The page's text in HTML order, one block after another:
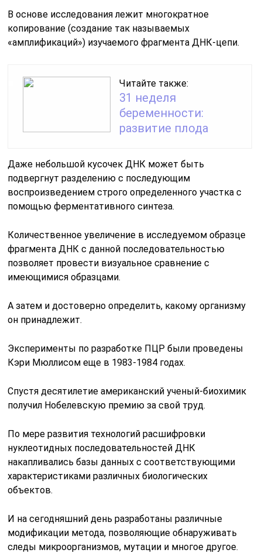
В основе исследования лежит многократное
копирование (создание так называемых
«амплификаций») изучаемого фрагмента ДНК-цепи.
Читайте также:
31 неделя
беременности:
развитие плода
Даже небольшой кусочек ДНК может быть
подвергнут разделению с последующим
воспроизведением строго определенного участка с
помощью ферментативного синтеза.
Количественное увеличение в исследуемом образце
фрагмента ДНК с данной последовательностью
позволяет провести визуальное сравнение с
имеющимися образцами.
А затем и достоверно определить, какому организму
он принадлежит.
Эксперименты по разработке ПЦР были проведены
Кэри Мюллисом еще в 1983-1984 годах.
Спустя десятилетие американский ученый-биохимик
получил Нобелевскую премию за свой труд.
По мере развития технологий расшифровки
нуклеотидных последовательностей ДНК
накапливались базы данных с соответствующими
характеристиками различных биологических
объектов.
И на сегодняшний день разработаны различные
модификации метода, позволяющие обнаруживать
следы микроорганизмов, мутации и многое другое.